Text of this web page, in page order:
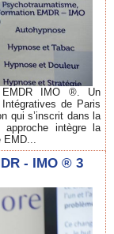
EMDR IMO ®. Un
de Paris
qui s’inscrit dans la
intègre la
- IMO ® 3